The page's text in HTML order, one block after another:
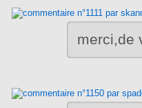
merci,de